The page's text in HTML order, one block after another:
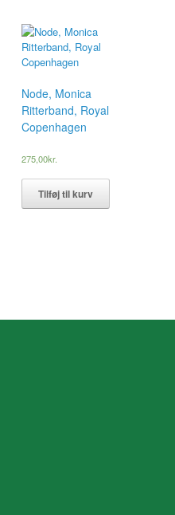
Node, Monica
Ritterband, Royal
Copenhagen
275,00kr.
Tilføj til kurv